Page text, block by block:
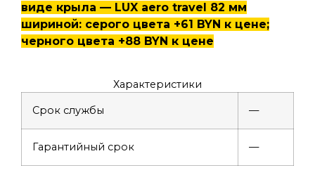
виде крыла — LUX aero travel 82 мм
шириной: серого цвета +61 BYN к цене;
черного цвета +88 BYN к цене
Характеристики
Срок службы —
Гарантийный срок —